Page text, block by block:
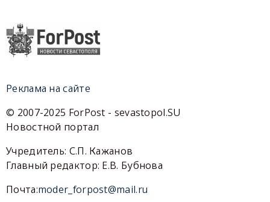
Реклама на сайте
© 2007-2025 ForPost - sevastopol.SU
Новостной портал
Учредитель: С.П. Кажанов
Главный редактор: Е.В. Бубнова
Почта:moder_forpost@mail.ru